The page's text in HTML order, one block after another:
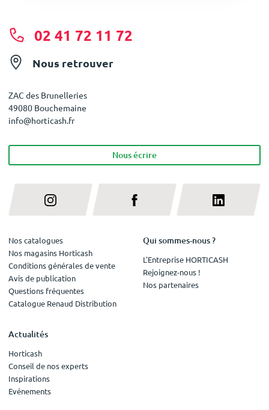
02 41 72 11 72
Nous retrouver
ZAC des Brunelleries
49080 Bouchemaine
info@horticash.fr
Nous écrire
Nos catalogues
Nos magasins Horticash
Conditions générales de vente
Avis de publication
Questions fréquentes
Catalogue Renaud Distribution
Qui sommes-nous ?
L'Entreprise HORTICASH
Rejoignez-nous !
Nos partenaires
Actualités
Horticash
Conseil de nos experts
Inspirations
Evénements